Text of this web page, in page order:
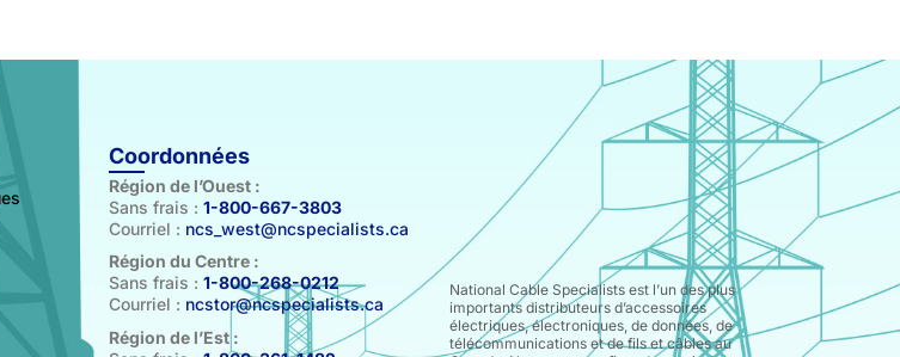
Coordonnées
Région de l’Ouest :
Sans frais : 1-800-667-3803
Courriel : ncs_west@ncspecialists.ca
Région du Centre :
Sans frais : 1-800-268-0212
Courriel : ncstor@ncspecialists.ca
Région de l’Est :
National Cable Specialists est l’un des plus
importants distributeurs d’accessoires
électriques, électroniques, de données, de
télécommunications et de fils et câbles au